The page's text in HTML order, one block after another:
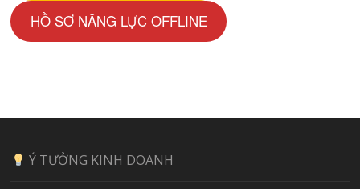
HỒ SƠ NĂNG LỰC OFFLINE
Ý TƯỞNG KINH DOANH